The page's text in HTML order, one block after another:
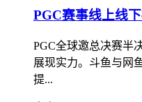
PGC赛事线上线
PGC全球邀总决赛半
展现实力。斗鱼与网
提...